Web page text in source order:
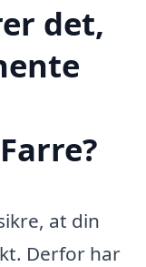
det,
at din
Derfor har